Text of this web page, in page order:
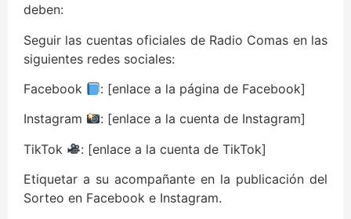
deben:
Seguir las cuentas oficiales de Radio Comas en las
siguientes redes sociales:
Facebook
: [enlace a la página de Facebook]
Instagram
: [enlace a la cuenta de Instagram]
TikTok
: [enlace a la cuenta de TikTok]
Etiquetar a su acompañante en la publicación del
Sorteo en Facebook e Instagram.